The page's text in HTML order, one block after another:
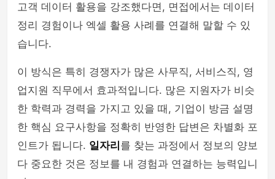
고객 데이터 활용을 강조했다면, 면접에서는 데이터
정리 경험이나 엑셀 활용 사례를 연결해 말할 수 있
습니다.
이 방식은 특히 경쟁자가 많은 사무직, 서비스직, 영
업지원 직무에서 효과적입니다. 많은 지원자가 비슷
한 학력과 경력을 가지고 있을 때, 기업이 방금 설명
한 핵심 요구사항을 정확히 반영한 답변은 차별화 포
인트가 됩니다. 일자리 를 찾는 과정에서 정보의 양보
다 중요한 것은 정보를 내 경험과 연결하는 능력입니